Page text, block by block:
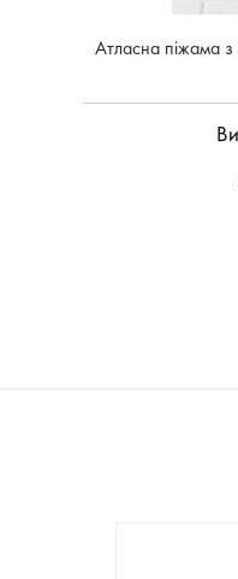
Атласна піжама